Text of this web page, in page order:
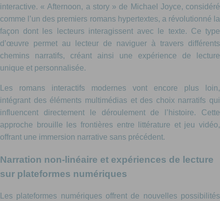
interactive. « Afternoon, a story » de Michael Joyce, considéré
comme l’un des premiers romans hypertextes, a révolutionné la
façon dont les lecteurs interagissent avec le texte. Ce type
d’œuvre permet au lecteur de naviguer à travers différents
chemins narratifs, créant ainsi une expérience de lecture
unique et personnalisée.
Les romans interactifs modernes vont encore plus loin,
intégrant des éléments multimédias et des choix narratifs qui
influencent directement le déroulement de l’histoire. Cette
approche brouille les frontières entre littérature et jeu vidéo,
offrant une immersion narrative sans précédent.
Narration non-linéaire et expériences de lecture
sur plateformes numériques
Les plateformes numériques offrent de nouvelles possibilités